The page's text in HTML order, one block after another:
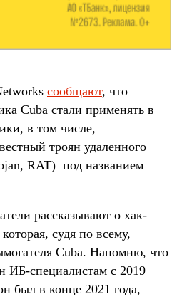
сообщают, что
Cuba стали применять в
в том числе,
троян удаленного
RAT) под названием
рассказывают о хак-
судя по всему,
Cuba. Напомню, что
ИБ-специалистам с 2019
был в конце 2021 года,